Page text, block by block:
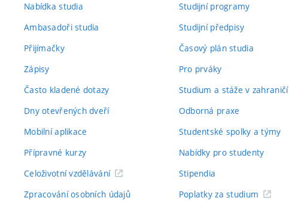
Nabídka studia
Ambasadoři studia
Přijímačky
Zápisy
Často kladené dotazy
Dny otevřených dveří
Mobilní aplikace
Přípravné kurzy
Celoživotní vzdělávání
Zpracování osobních údajů
Studijní programy
Studijní předpisy
Časový plán studia
Pro prváky
Studium a stáže v zahraničí
Odborná praxe
Studentské spolky a týmy
Nabídky pro studenty
Stipendia
Poplatky za studium